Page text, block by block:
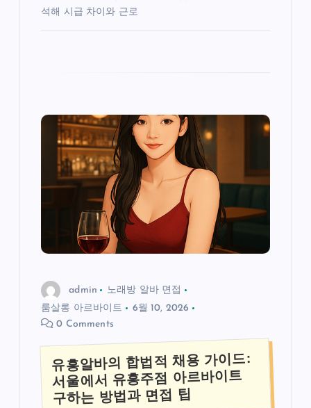
석해 시급 차이와 근로
admin
노래방 알바 면접
룸살롱 아르바이트
6월 10, 2026
0 Comments
유흥알바의 합법적 채용 가이드:
서울에서 유흥주점 아르바이트
구하는 방법과 면접 팁